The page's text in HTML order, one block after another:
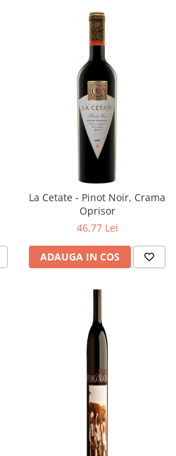
La Cetate - Pinot Noir, Crama
Oprisor
46,77 Lei
ADAUGA IN COS